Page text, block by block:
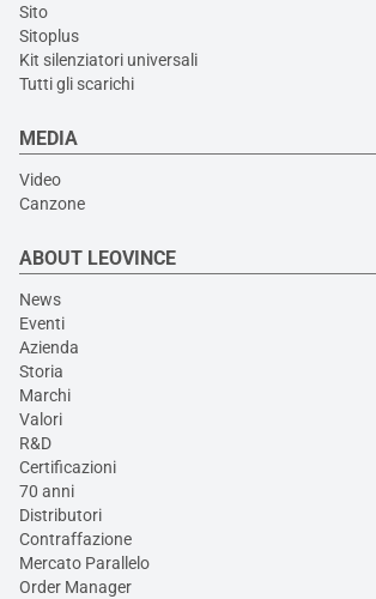
Sito
Sitoplus
Kit silenziatori universali
Tutti gli scarichi
MEDIA
Video
Canzone
ABOUT LEOVINCE
News
Eventi
Azienda
Storia
Marchi
Valori
R&D
Certificazioni
70 anni
Distributori
Contraffazione
Mercato Parallelo
Order Manager